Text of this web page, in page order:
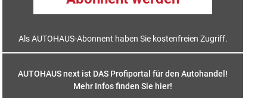
Als AUTOHAUS-Abonnent haben Sie kostenfreien Zugriff.
AUTOHAUS next ist DAS Profiportal für den Autohandel!
Mehr Infos finden Sie hier!